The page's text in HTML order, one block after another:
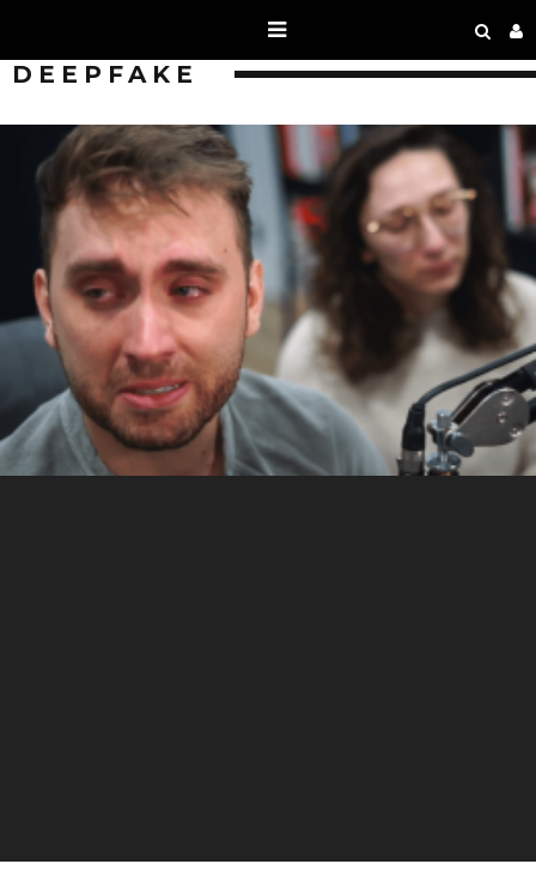
DEEPFAKE